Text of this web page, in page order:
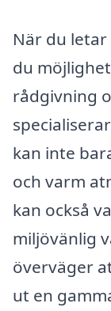
När du
du
rådgivning
kan inte
och varm
kan också
miljövänlig
överväger
ut en